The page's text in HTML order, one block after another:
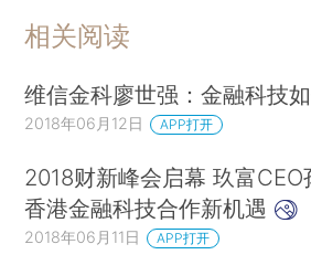
相关阅读
维信金科廖世强：金融科技
2018年06月12日 APP打开
2018财新峰会启幕 玖富
香港金融科技合作新机遇
2018年06月11日 APP打开